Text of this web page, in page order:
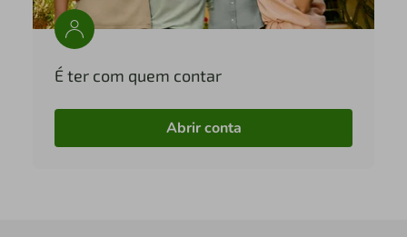
É ter com quem contar
Abrir conta